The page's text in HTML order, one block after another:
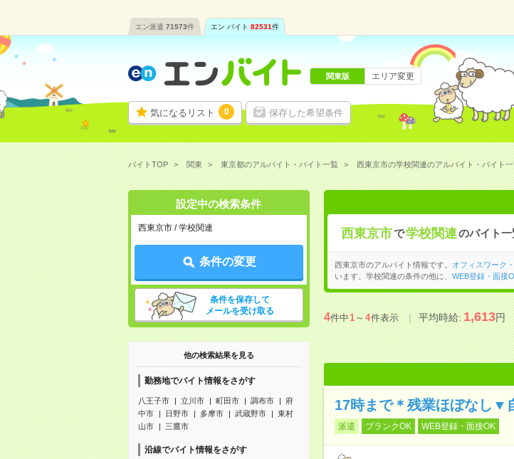
エン派遣 71573件 エン バイト 82531件
気になるリスト 0 保存した希望条件
関東版 エリア変更
バイトTOP 関東 東京都のアルバイト・バイト一覧 西東京市の学校関連のアルバイト・バイト
設定中の検索条件
西東京市 / 学校関連
条件の変更
条件を保存して
メールを受け取る
他の検索結果を見る
勤務地でバイト情報をさがす
八王子市 立川市 町田市 調布市
府
中市
日野市 多摩市 武蔵野市
東村
山市
三鷹市
沿線でバイト情報をさがす
西東京市で学校関連のバイト一
西東京市のアルバイト情報です。 オフィスワーク
います。学校関連の条件の他に、 WEB登録・面接
4件中1～4件表示 平均時給:1,613円
17時まで＊残業ほぼなし▼
派遣 ブランクOK WEB登録・面接OK